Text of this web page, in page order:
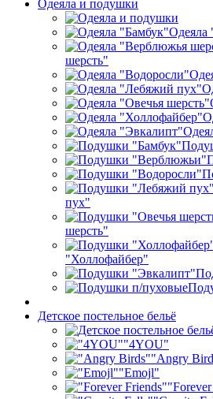
Одеяла и подушки
Одеяла
шерсть"
пух"
шерсть"
"Холлофайбер"
Детское постельное бельё
"4YOU"
"Angry
"Emojl"